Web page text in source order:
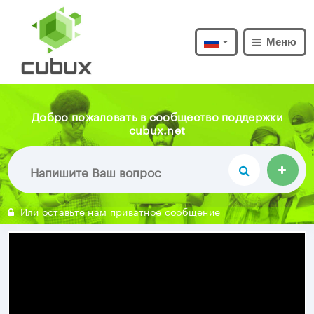
Меню
Добро пожаловать в сообщество поддержки
cubux.net
Или оставьте нам приватное сообщение